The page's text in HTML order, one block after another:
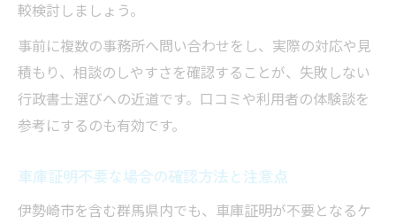
較検討しましょう。
事前に複数の事務所へ問い合わせをし、実際の対応や見
積もり、相談のしやすさを確認することが、失敗しない
行政書士選びへの近道です。口コミや利用者の体験談を
参考にするのも有効です。
車庫証明不要な場合の確認方法と注意点
伊勢崎市を含む群馬県内でも、車庫証明が不要となるケ